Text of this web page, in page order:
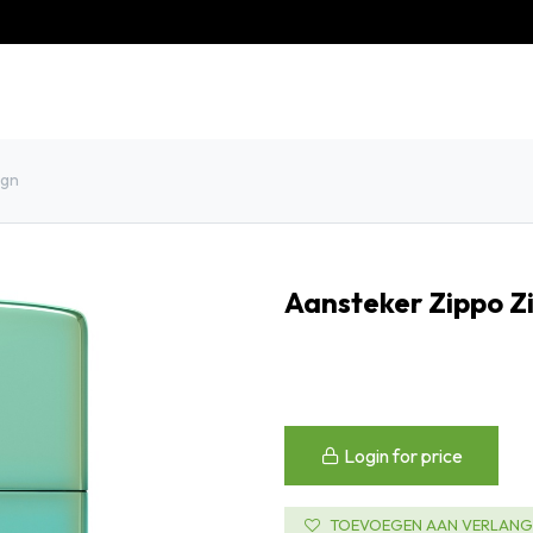
Aansteker Zippo
Login for price
TOEVOEGEN AAN